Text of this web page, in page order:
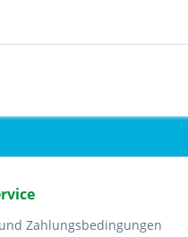
Zahlungsbedingungen